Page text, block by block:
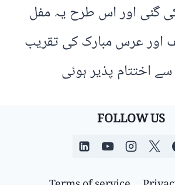
گئی اور اس طرح یہ مفل
اور عرس مبارک کی تقریب
اختتام پذیر ہوئی
FOLLOW US